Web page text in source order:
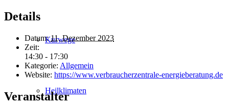
Kurwege
Heilklimaten
Details
Datum: 11. Dezember 2023
Zeit:
14:30 - 17:30
Kategorie: Allgemein
Website: https://www.verbraucherzentrale-energieberatung.de
Veranstalter